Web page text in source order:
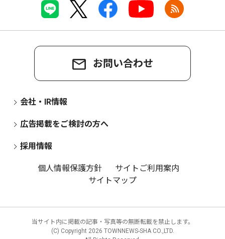
お問い合わせ
会社・IR情報
広告掲載をご検討の方へ
採用情報
個人情報保護方針
サイトご利用案内
サイトマップ
当サイト内に掲載の記事・写真等の無断転載を禁止します。
(C) Copyright 2026 TOWNNEWS-SHA CO.,LTD.